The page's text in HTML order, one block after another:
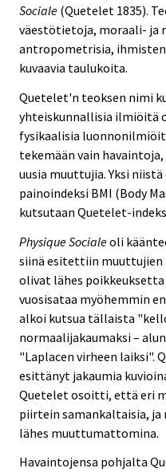
Sociale (Quetelet 1835).
väestötietoja, moraali- ja
antropometrisia, ihmisten
kuvaavia taulukoita.
Quetelet'n teoksen nimi
yhteiskunnallisia ilmiöitä
fysikaalisia
tekemään vain
uusia muuttujia. Yksi
painoindeksi BMI (Body
kutsutaan Quetelet-
Physique Socialeoli
siinä esitettiin muuttujien
olivat lähes
vuosisataa myöhemmin
alkoi kutsua tällaista
normaalijakaumaksi –
"Laplacen virheen laiksi".
esittänyt jakaumia
Quetelet osoitti, että eri
piirtein samankaltaisia, ja
lähes muuttumattomina.
Havaintojensa pohjalta